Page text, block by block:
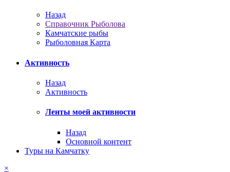
Назад
Справочник Рыболова
Камчатские рыбы
Рыболовная Карта
Активность
Назад
Активность
Ленты моей активности
Назад
Основной контент
Туры на Камчатку
×